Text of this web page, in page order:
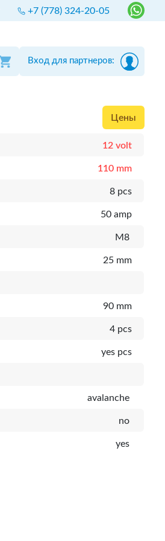
+7 (778) 324-20-05
Вход для партнеров:
Цены
12 volt
110 mm
8 pcs
50 amp
M8
25 mm
90 mm
4 pcs
yes pcs
avalanche
no
yes